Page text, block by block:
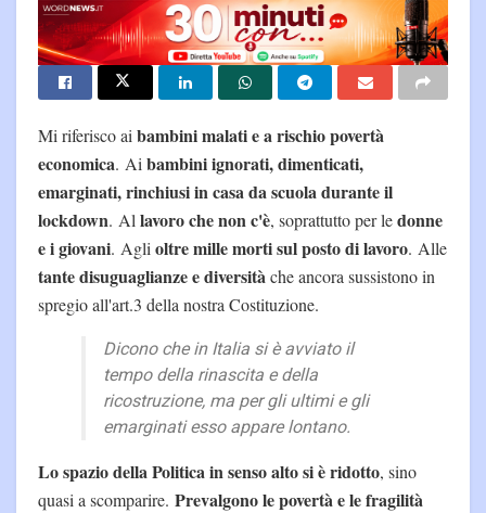
Mi riferisco ai bambini malati e a rischio povertà
economica. Ai bambini ignorati, dimenticati,
emarginati, rinchiusi in casa da scuola durante il
lockdown. Al lavoro che non c'è, soprattutto per ledonne
e i giovani. Agli oltre mille morti sul posto di lavoro. Alle
tante disuguaglianze e diversitàche ancora sussistono in
spregio all'art.3 della nostra Costituzione.
Dicono che in Italia si è avviato il
tempo della rinascita e della
ricostruzione, ma per gli ultimi e gli
emarginati esso appare lontano.
Lo spazio della Politica in senso alto si è ridotto, sino
quasi a scomparire. Prevalgono le povertà e le fragilità